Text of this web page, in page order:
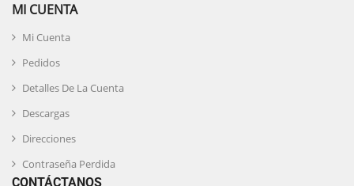
MI CUENTA
Mi Cuenta
Pedidos
Detalles De La Cuenta
Descargas
Direcciones
Contraseña Perdida
CONTÁCTANOS